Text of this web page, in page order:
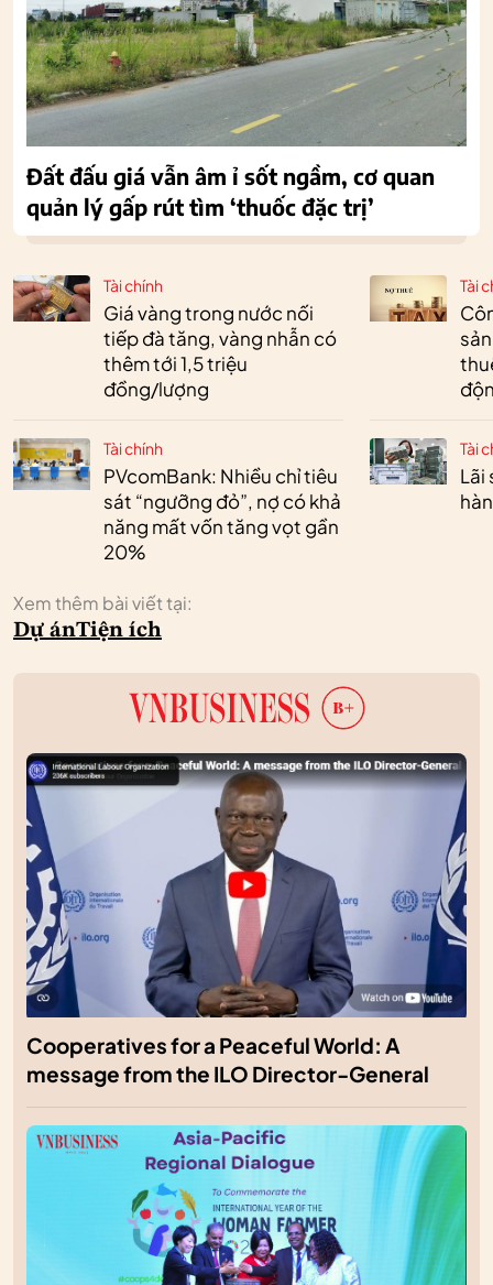
Tài chính
Giá vàng trong nước nối
tiếp đà tăng, vàng nhẫn có
thêm tới 1,5 triệu
đồng/lượng
Tài chính
PVcomBank: Nhiều chỉ tiêu
sát “ngưỡng đỏ”, nợ có khả
năng mất vốn tăng vọt gần
20%
Tài
Tài
Lãi
Xem thêm bài viết tại:
Dự ánTiện ích
Đất đấu giá vẫn âm ỉ sốt ngầm, cơ quan
quản lý gấp rút tìm ‘thuốc đặc trị’
Cooperatives for a Peaceful World: A
message from the ILO Director-General